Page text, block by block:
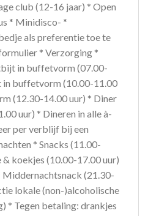
club (12-16 jaar) * Open
* Minidisco- *
als preferentie toe te
* Verzorging *
in buffetvorm (07.00-
in buffetvorm (10.00-11.00
(12.30-14.00 uur) * Diner
uur) * Dineren in alle à-
per verblijf bij een
* Snacks (11.00-
koekjes (10.00-17.00 uur)
Middernachtsnack (21.30-
lokale (non-)alcoholische
* Tegen betaling: drankjes